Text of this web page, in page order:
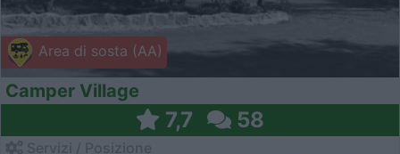
Area di sosta (AA)
Camper Village
7,7 58